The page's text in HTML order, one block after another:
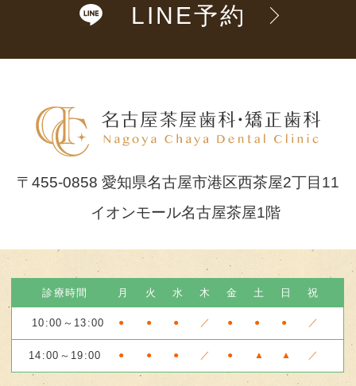
LINE予約
〒455-0858 愛知県名古屋市港区西茶屋2丁目11
イオンモール名古屋茶屋1階
診療時間 月 火 水 木 金 土 日 祝
10:00～13:00 ● ● ● ／ ● ● ● ／
14:00～19:00 ● ● ● ／ ● ▲ ▲ ／